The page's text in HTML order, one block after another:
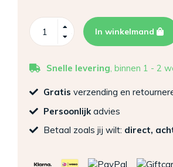
In winkelmand
Snelle levering, binnen 1 - 2
Gratis verzending en
Persoonlijk advies
Betaal zoals jij wilt: direct,